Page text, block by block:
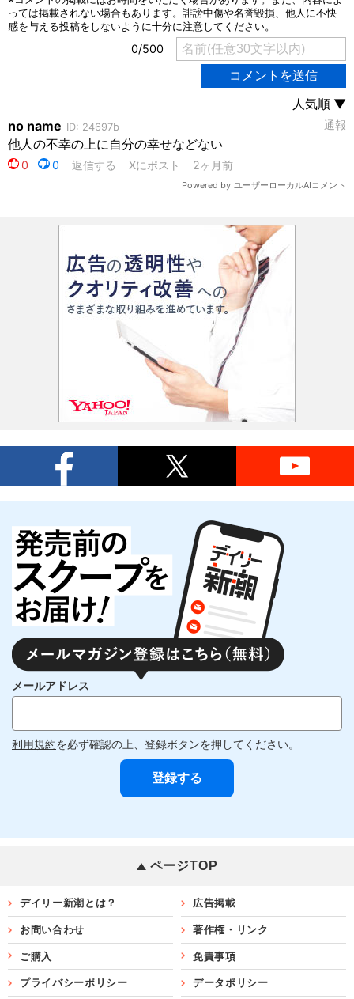
メールアドレス
利用規約を必ず確認の上、登録ボタンを押してください。
ページTOP
デイリー新潮とは？ 広告掲載
お問い合わせ 著作権・リンク
ご購入 免責事項
プライバシーポリシー データポリシー